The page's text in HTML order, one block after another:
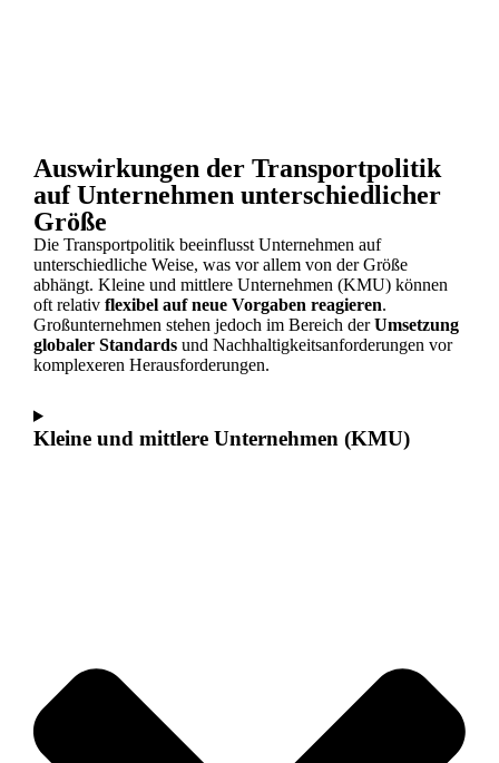
Auswirkungen der Transportpolitik
auf Unternehmen unterschiedlicher
Größe​
Die Transportpolitik beeinflusst Unternehmen auf
unterschiedliche Weise, was vor allem von der Größe
abhängt. Kleine und mittlere Unternehmen (KMU) können
oft relativ flexibel auf neue Vorgaben reagieren.
Großunternehmen stehen jedoch im Bereich derUmsetzung
globaler Standards und Nachhaltigkeitsanforderungen vor
komplexeren Herausforderungen.
Kleine und mittlere Unternehmen (KMU)